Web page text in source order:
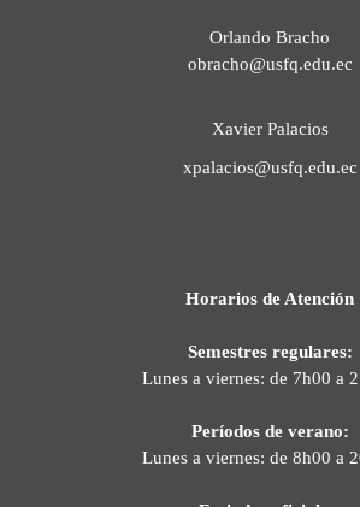
Orlando Bracho
obracho@usfq.edu.ec
Xavier Palacios
xpalacios@usfq.edu.ec
Horarios de Atención
Semestres regulares:
Lunes a viernes: de 7h00 a
Períodos de verano:
Lunes a viernes: de 8h00 a